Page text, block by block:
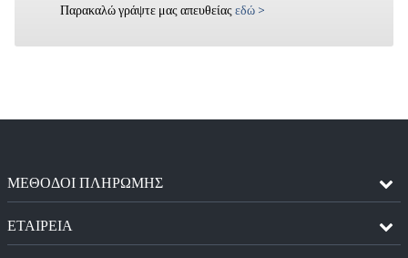
Παρακαλώ γράψτε μας απευθείας εδώ >
ΜΈΘΟΔΟΙ ΠΛΗΡΩΜΉΣ
ΕΤΑΙΡΕΙΑ